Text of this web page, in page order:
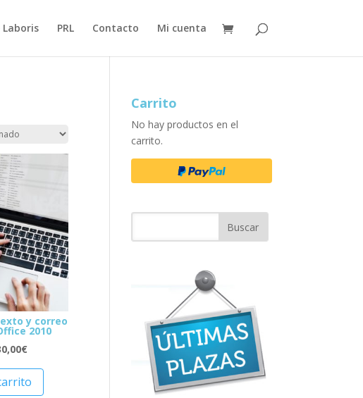
PRL Contacto Mi cuenta
y correo
2010
€
Carrito
No hay productos en el
carrito.